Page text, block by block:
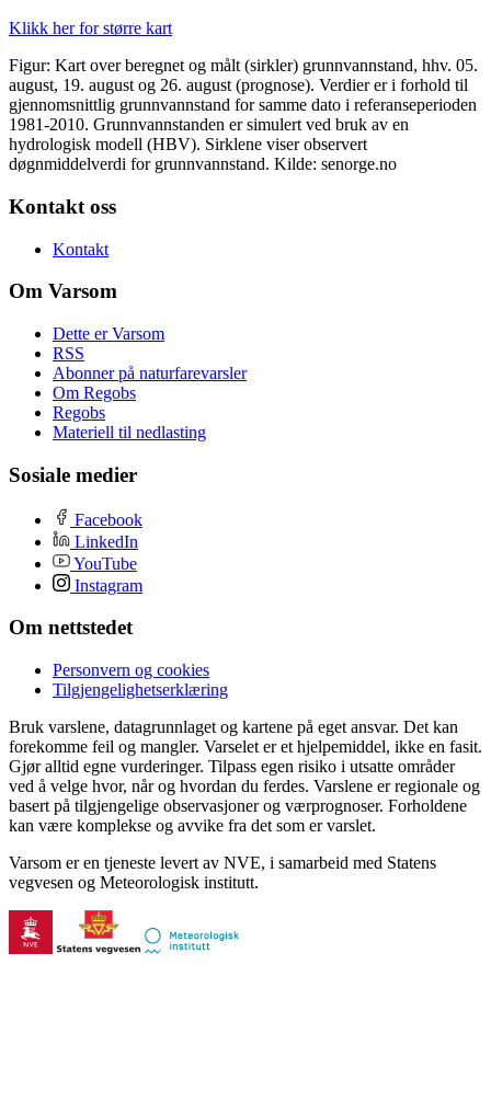
Klikk her for større kart
Figur: Kart over beregnet og målt (sirkler) grunnvannstand, hhv. 05.
august, 19. august og 26. august (prognose). Verdier er i forhold til
gjennomsnittlig grunnvannstand for samme dato i referanseperioden
1981-2010. Grunnvannstanden er simulert ved bruk av en
hydrologisk modell (HBV). Sirklene viser observert
døgnmiddelverdi for grunnvannstand. Kilde: senorge.no
Kontakt oss
Kontakt
Om Varsom
Dette er Varsom
RSS
Abonner på naturfarevarsler
Om Regobs
Regobs
Materiell til nedlasting
Sosiale medier
Facebook
LinkedIn
YouTube
Instagram
Om nettstedet
Personvern og cookies
Tilgjengelighetserklæring
Bruk varslene, datagrunnlaget og kartene på eget ansvar. Det kan
forekomme feil og mangler. Varselet er et hjelpemiddel, ikke en fasit.
Gjør alltid egne vurderinger. Tilpass egen risiko i utsatte områder
ved å velge hvor, når og hvordan du ferdes. Varslene er regionale og
basert på tilgjengelige observasjoner og værprognoser. Forholdene
kan være komplekse og avvike fra det som er varslet.
Varsom er en tjeneste levert av NVE, i samarbeid med Statens
vegvesen og Meteorologisk institutt.